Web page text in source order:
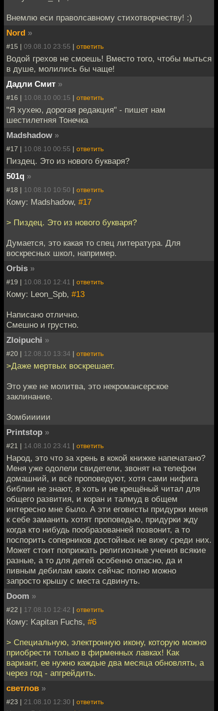
Внемлю еси праволсавному стихотворчеству! :)
Nord »
#15 | 09.08.10 23:55 | ответить
Водой грехов не смоешь! Вместо того, чтобы мыться
в душе, молились бы чаще!
Дадли Смит »
#16 | 10.08.10 00:15 | ответить
"Я хухею, дорогая редакция" - пишет нам
шестилетняя Тонечка
Madshadow »
#17 | 10.08.10 00:55 | ответить
Пиздец. Это из нового букваря?
501q »
#18 | 10.08.10 10:50 | ответить
Кому: Madshadow, #17
> Пиздец. Это из нового букваря?
Думается, это какая то спец литература. Для
воскресных школ, например.
Orbis »
#19 | 10.08.10 12:41 | ответить
Кому: Leon_Spb, #13
Написано отлично.
Смешно и грустно.
Zloipuchi »
#20 | 12.08.10 13:34 | ответить
>Даже мертвых воскрешает.
Это уже не молитва, это некромансерское
заклинание.
Зомбиииии
Printstop »
#21 | 14.08.10 23:41 | ответить
Народ, это что за хрень в кокой книжке напечатано?
Меня уже одолели свидетели, звонят на телефон
домашний, и всё проповедуют, хотя сами нифига
библии не знают, я хоть и не крещёный читал для
общего развития, и коран и талмуд в общем
интересно мне было. А эти еговисты придурки меня
к себе заманить хотят проповедью, придурки жду
когда кто нибудь пообразованней позвонит, а то
поспорить соперников достойных не вижу среди них.
Может стоит поприжать религиозные учения всякие
разные, а то для детей особенно опасно, да и
пивным дебилам каких сейчас полно можно
запросто крышу с места сдвинуть.
Doom »
#22 | 17.08.10 12:42 | ответить
Кому: Kapitan Fuchs, #6
> Специальную, электронную икону, которую можно
приобрести только в фирменных лавках! Как
вариант, ее нужно каждые два месяца обновлять, а
через год - апгрейдить.
светлов »
#23 | 21.08.10 12:30 | ответить